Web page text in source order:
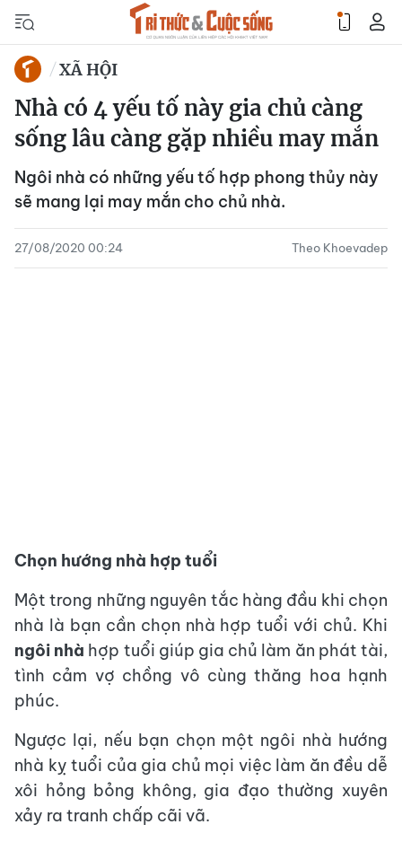
XÃ HỘI
Nhà có 4 yếu tố này gia chủ càng
sống lâu càng gặp nhiều may mắn
Ngôi nhà có những yếu tố hợp phong thủy này
sẽ mang lại may mắn cho chủ nhà.
27/08/2020 00:24 Theo Khoevadep
Chọn hướng nhà hợp tuổi
Một trong những nguyên tắc hàng đầu khi chọn
nhà là bạn cần chọn nhà hợp tuổi với chủ. Khi
ngôi nhà hợp tuổi giúp gia chủ làm ăn phát tài,
tình cảm vợ chồng vô cùng thăng hoa hạnh
phúc.
Ngược lại, nếu bạn chọn một ngôi nhà hướng
nhà kỵ tuổi của gia chủ mọi việc làm ăn đều dễ
xôi hỏng bỏng không, gia đạo thường xuyên
xảy ra tranh chấp cãi vã.